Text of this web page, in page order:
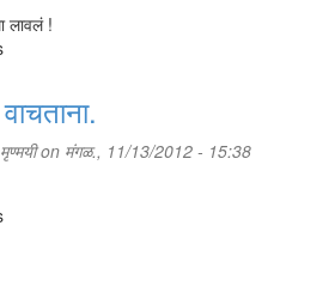
लावलं !
मृण्मयीon मंगळ., 11/13/2012 - 15:38